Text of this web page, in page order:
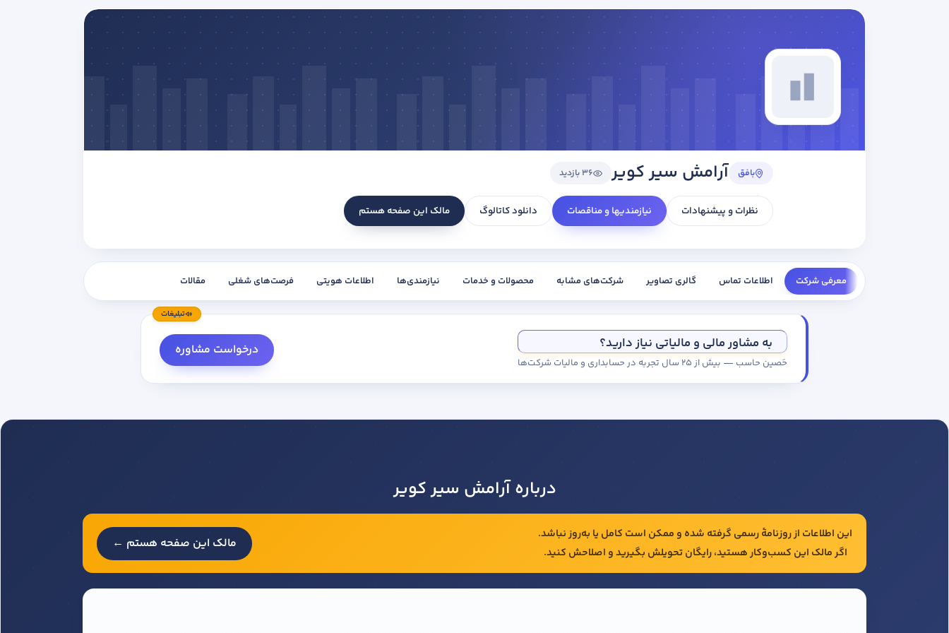
بافق آرامش سیر کویر 36 بازدید
نظرات و پیشنهادات نیازمندیها و مناقصات دانلود کاتالوگ مالک این صفحه هستم
معرفی شرکت اطلاعات تماس گالری تصاویر شرکت‌های مشابه محصولات و خدمات نیازمندی‌ها اطلاعات هویتی فرصت‌های شغلی مقالات
تبلیغات
به مشاور مالی و مالیاتی نیاز دارید؟
حَصین حاسب — بیش از ۲۵ سال تجربه در حسابداری و مالیات شرکت‌ها
درخواست مشاوره
درباره آرامش سیر کویر
این اطلاعات از روزنامهٔ رسمی گرفته شده و ممکن است کامل یا به‌روز نباشد.
اگر مالک این کسب‌وکار هستید، رایگان تحویلش بگیرید و اصلاحش کنید.
مالک این صفحه هستم ←